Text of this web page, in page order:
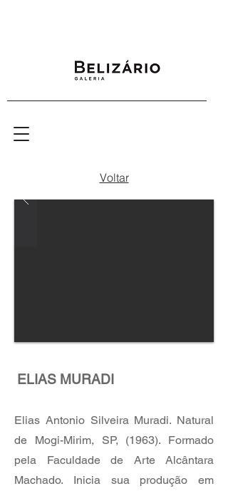
Voltar
ELIAS MURADI
Elias Antonio Silveira Muradi. Natural
de Mogi-Mirim, SP, (1963). Formado
pela Faculdade de Arte Alcântara
Machado. Inicia sua produção em